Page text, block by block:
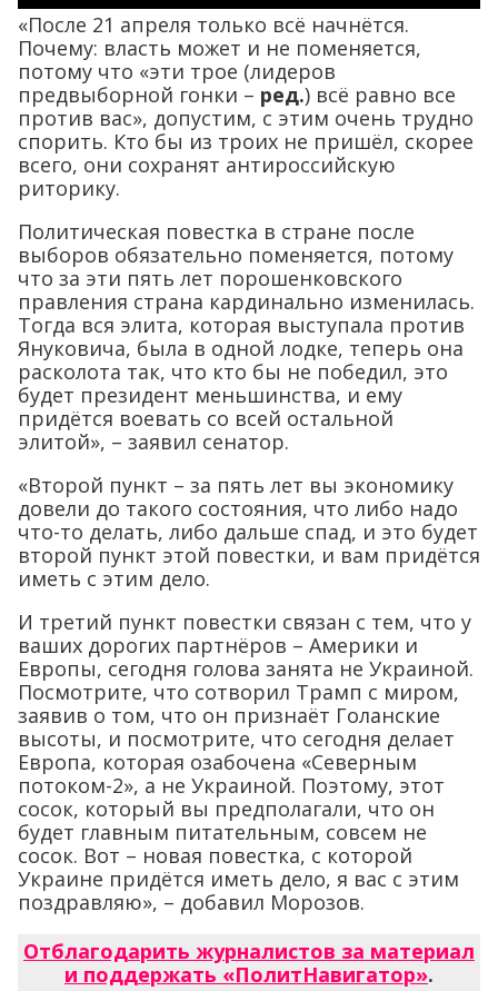
«После 21 апреля только всё начнётся.
Почему: власть может и не поменяется,
потому что «эти трое (лидеров
предвыборной гонки – ред.) всё равно все
против вас», допустим, с этим очень трудно
спорить. Кто бы из троих не пришёл, скорее
всего, они сохранят антироссийскую
риторику.
Политическая повестка в стране после
выборов обязательно поменяется, потому
что за эти пять лет порошенковского
правления страна кардинально изменилась.
Тогда вся элита, которая выступала против
Януковича, была в одной лодке, теперь она
расколота так, что кто бы не победил, это
будет президент меньшинства, и ему
придётся воевать со всей остальной
элитой», – заявил сенатор.
«Второй пункт – за пять лет вы экономику
довели до такого состояния, что либо надо
что-то делать, либо дальше спад, и это будет
второй пункт этой повестки, и вам придётся
иметь с этим дело.
И третий пункт повестки связан с тем, что у
ваших дорогих партнёров – Америки и
Европы, сегодня голова занята не Украиной.
Посмотрите, что сотворил Трамп с миром,
заявив о том, что он признаёт Голанские
высоты, и посмотрите, что сегодня делает
Европа, которая озабочена «Северным
потоком-2», а не Украиной. Поэтому, этот
сосок, который вы предполагали, что он
будет главным питательным, совсем не
сосок. Вот – новая повестка, с которой
Украине придётся иметь дело, я вас с этим
поздравляю», – добавил Морозов.
Отблагодарить журналистов за материал
и поддержать «ПолитНавигатор».